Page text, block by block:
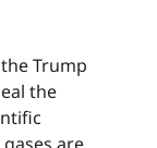
Trump
the